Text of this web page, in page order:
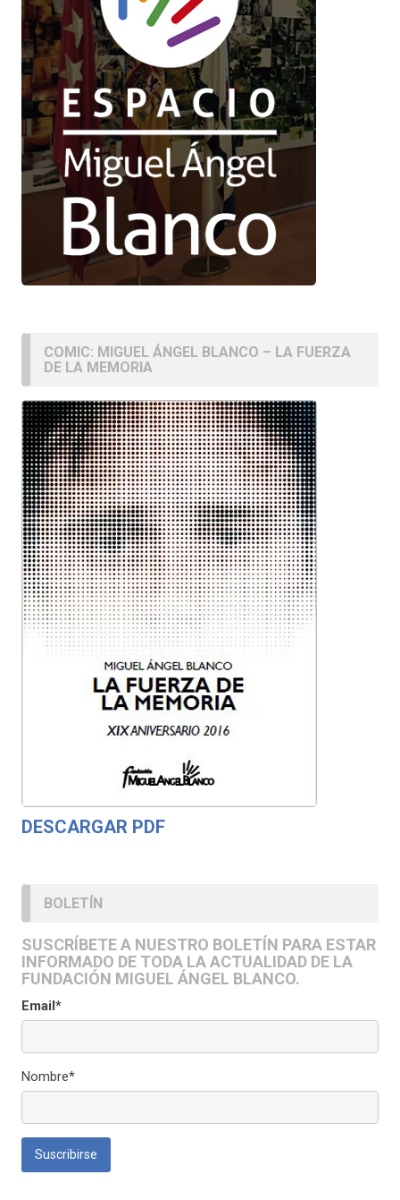
COMIC: MIGUEL ÁNGEL BLANCO – LA FUERZA
DE LA MEMORIA
DESCARGAR PDF
BOLETÍN
SUSCRÍBETE A NUESTRO BOLETÍN PARA ESTAR
INFORMADO DE TODA LA ACTUALIDAD DE LA
FUNDACIÓN MIGUEL ÁNGEL BLANCO.
Email*
Nombre*